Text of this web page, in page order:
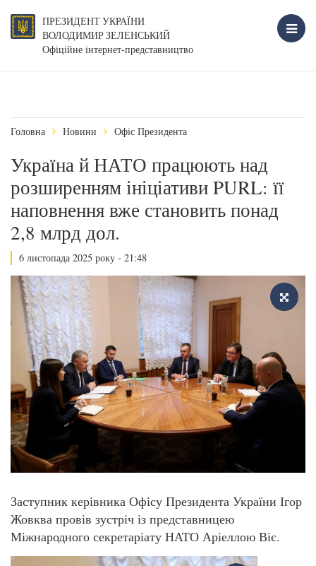
ПРЕЗИДЕНТ УКРАЇНИ
ВОЛОДИМИР ЗЕЛЕНСЬКИЙ
Офіційне інтернет-представництво
Головна Новини Офіс Президента
Україна й НАТО працюють над
розширенням ініціативи PURL: її
наповнення вже становить понад
2,8 млрд дол.
6 листопада 2025 року - 21:48
Заступник керівника Офісу Президента України Ігор
Жовква провів зустріч із представницею
Міжнародного секретаріату НАТО Аріеллою Віє.